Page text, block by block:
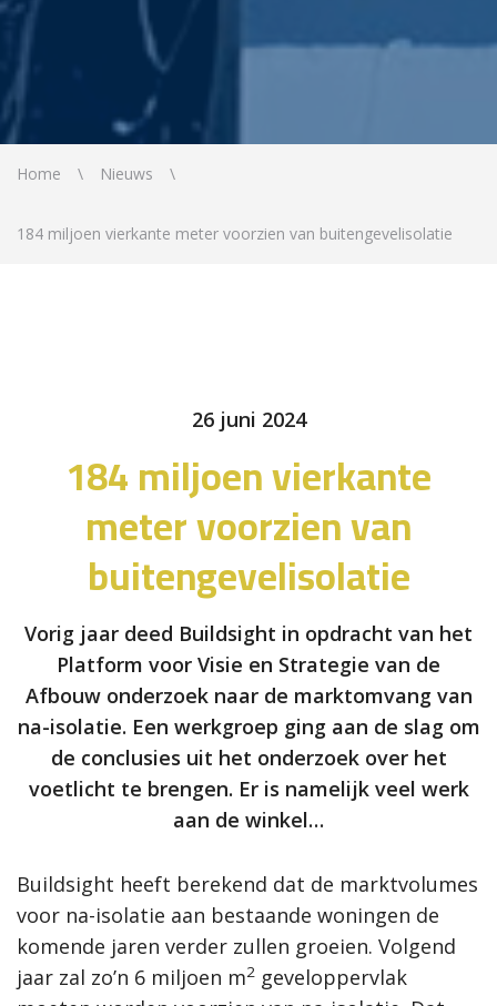
Home Nieuws
184 miljoen vierkante meter voorzien van buitengevelisolatie
26 juni 2024
184 miljoen vierkante
meter voorzien van
buitengevelisolatie
Vorig jaar deed Buildsight in opdracht van het
Platform voor Visie en Strategie van de
Afbouw onderzoek naar de marktomvang van
na-isolatie. Een werkgroep ging aan de slag om
de conclusies uit het onderzoek over het
voetlicht te brengen. Er is namelijk veel werk
aan de winkel…
Buildsight heeft berekend dat de marktvolumes
voor na-isolatie aan bestaande woningen de
komende jaren verder zullen groeien. Volgend
jaar zal zo’n 6 miljoen m2 geveloppervlak